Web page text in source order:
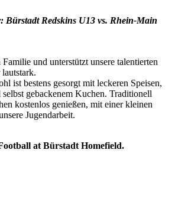
Bürstadt Redskins U13 vs. Rhein-Main
und unterstützt unsere talentierten
ist bestens gesorgt mit leckeren Speisen,
gebackenem Kuchen. Traditionell
kostenlos genießen, mit einer kleinen
Jugendarbeit.
at Bürstadt Homefield.